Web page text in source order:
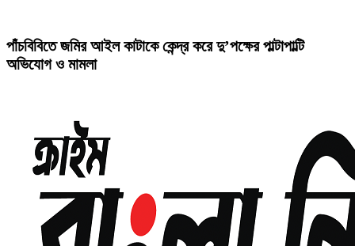
পাঁচবিবিতে জমির আইল কাটাকে কেন্দ্র করে দু’পক্ষের পাল্টাপাল্টি
অভিযোগ ও মামলা